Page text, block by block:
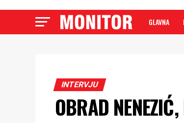
GLAVNA
INTERVJU
OBRAD